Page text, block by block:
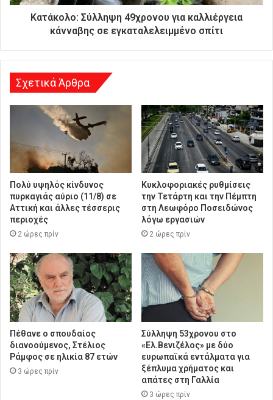
ν
Κατάκολο: Σύλληψη 49χρονου για καλλιέργεια
κάνναβης σε εγκαταλελειμμένο σπίτι
Σχετικά Άρθρα
Πολύ υψηλός κίνδυνος
πυρκαγιάς αύριο (11/8) σε
Αττική και άλλες τέσσερις
περιοχές
2 ώρες πρίν
Κυκλοφοριακές ρυθμίσεις
την Τετάρτη και την Πέμπτη
στη Λεωφόρο Ποσειδώνος
λόγω εργασιών
2 ώρες πρίν
Πέθανε ο σπουδαίος
διανοούμενος, Στέλιος
Ράμφος σε ηλικία 87 ετών
3 ώρες πρίν
Σύλληψη 53χρονου στο
«Ελ.Βενιζέλος» με δύο
ευρωπαϊκά εντάλματα για
ξέπλυμα χρήματος και
απάτες στη Γαλλία
3 ώρες πρίν